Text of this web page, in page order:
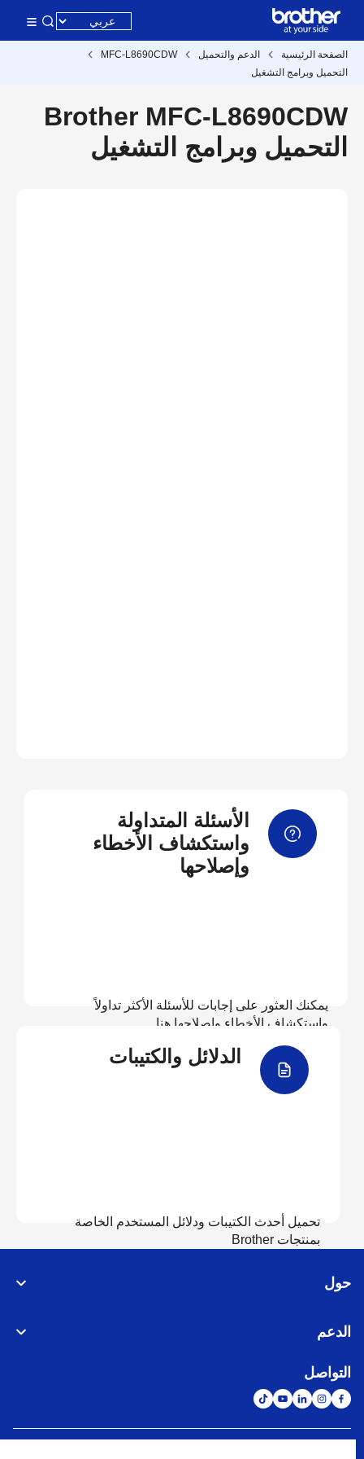
الصفحة الرئيسية الدعم والتحميل
MFC-L8690CDW
التحميل وبرامج التشغيل
Brother MFC-L8690CDW
التحميل وبرامج التشغيل
الأسئلة المتداولة
واستكشاف الأخطاء
وإصلاحها
يمكنك العثور على إجابات للأسئلة الأكثر تداولاً
واستكشاف الأخطاء وإصلاحها هنا
عرض الأسئلة المتداولة
الدلائل والكتيبات
تحميل أحدث الكتيبات ودلائل المستخدم الخاصة
بمنتجات Brother
حول
الدعم
التواصل